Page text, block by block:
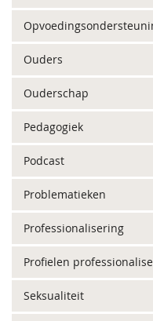
Ouders
Ouderschap
Pedagogiek
Podcast
Problematieken
Professionalisering
Profielen
Seksualiteit